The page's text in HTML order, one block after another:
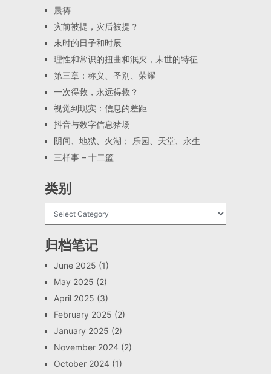
晨祷
灾前被提，灾后被提？
末时的日子和时辰
理性和常识的扭曲和泯灭，末世的特征
第三章：称义、圣别、荣耀
一次得救，永远得救？
视觉到现实：信息的差距
抖音与数字信息猪场
阴间、地狱、火湖； 乐园、天堂、永生
三样事 – 十二篮
类别
归档笔记
June 2025 (1)
May 2025 (2)
April 2025 (3)
February 2025 (2)
January 2025 (2)
November 2024(2)
October 2024(1)